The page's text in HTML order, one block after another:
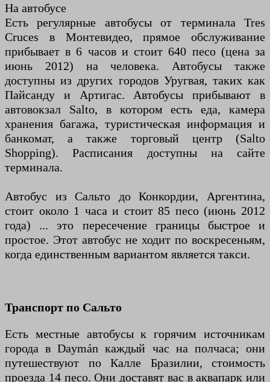
На автобусе
Есть регулярные автобусы от терминала Tres
Cruces в Монтевидео, прямое обслуживание
прибывает в 6 часов и стоит 640 песо (цена за
июнь 2012) на человека. Автобусы также
доступны из других городов Уругвая, таких как
Пайсанду и Артигас. Автобусы прибывают в
автовокзал Salto, в котором есть еда, камера
хранения багажа, туристическая информация и
банкомат, а также торговый центр (Salto
Shopping). Расписания доступны на сайте
терминала.
Автобус из Сальто до Конкордии, Аргентина,
стоит около 1 часа и стоит 85 песо (июнь 2012
года) ... это пересечение границы быстрое и
простое. Этот автобус не ходит по воскресеньям,
когда единственным вариантом является такси.
Транспорт по Сальто
Есть местные автобусы к горячим источникам
города в Daymán каждый час на полчаса; они
путешествуют по Калле Бразилии, стоимость
проезда 14 песо. Они доставят вас в аквапарк или